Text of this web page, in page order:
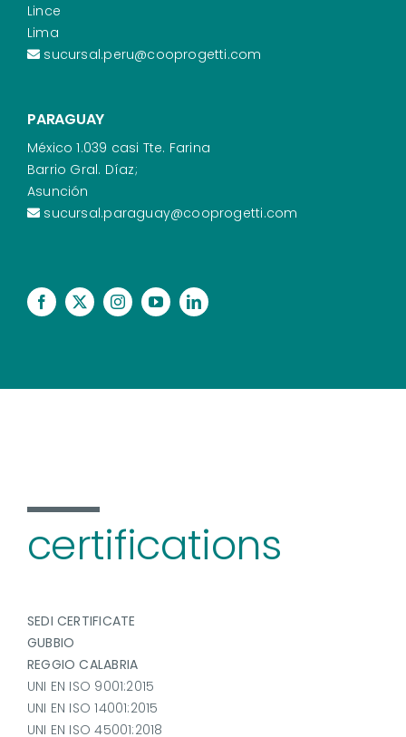
Lince
Lima
sucursal.peru@cooprogetti.com
PARAGUAY
México 1.039 casi Tte. Farina
Barrio Gral. Díaz;
Asunción
sucursal.paraguay@cooprogetti.com
certifications
SEDI CERTIFICATE
GUBBIO
REGGIO CALABRIA
UNI EN ISO 9001:2015
UNI EN ISO 14001:2015
UNI EN ISO 45001:2018